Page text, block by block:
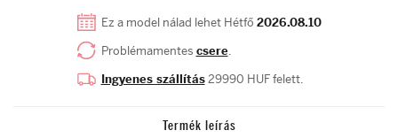
Ez a model nálad lehet Hétfő 2026.08.10
Problémamentes csere
Ingyenes szállítás29990 HUF felett.
Termék leírás